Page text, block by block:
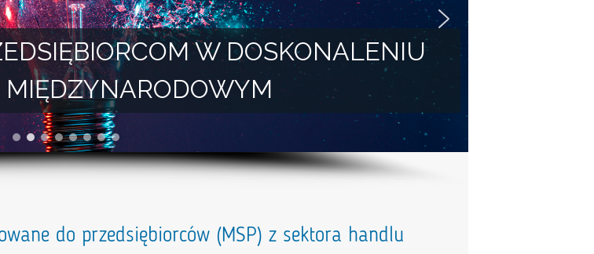
W DOSKONALENIU
do przedsiębiorców (MSP) z sektora handlu